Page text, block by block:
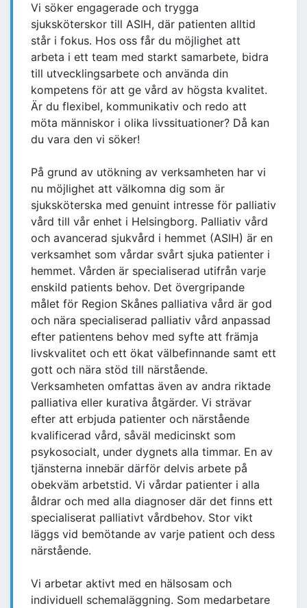
Vi söker engagerade och trygga
sjuksköterskor till ASIH, där patienten alltid
står i fokus. Hos oss får du möjlighet att
arbeta i ett team med starkt samarbete, bidra
till utvecklingsarbete och använda din
kompetens för att ge vård av högsta kvalitet.
Är du flexibel, kommunikativ och redo att
möta människor i olika livssituationer? Då kan
du vara den vi söker!
På grund av utökning av verksamheten har vi
nu möjlighet att välkomna dig som är
sjuksköterska med genuint intresse för palliativ
vård till vår enhet i Helsingborg. Palliativ vård
och avancerad sjukvård i hemmet (ASIH) är en
verksamhet som vårdar svårt sjuka patienter i
hemmet. Vården är specialiserad utifrån varje
enskild patients behov. Det övergripande
målet för Region Skånes palliativa vård är god
och nära specialiserad palliativ vård anpassad
efter patientens behov med syfte att främja
livskvalitet och ett ökat välbefinnande samt ett
gott och nära stöd till närstående.
Verksamheten omfattas även av andra riktade
palliativa eller kurativa åtgärder. Vi strävar
efter att erbjuda patienter och närstående
kvalificerad vård, såväl medicinskt som
psykosocialt, under dygnets alla timmar. En av
tjänsterna innebär därför delvis arbete på
obekväm arbetstid. Vi vårdar patienter i alla
åldrar och med alla diagnoser där det finns ett
specialiserat palliativt vårdbehov. Stor vikt
läggs vid bemötande av varje patient och dess
närstående.
Vi arbetar aktivt med en hälsosam och
individuell schemaläggning. Som medarbetare